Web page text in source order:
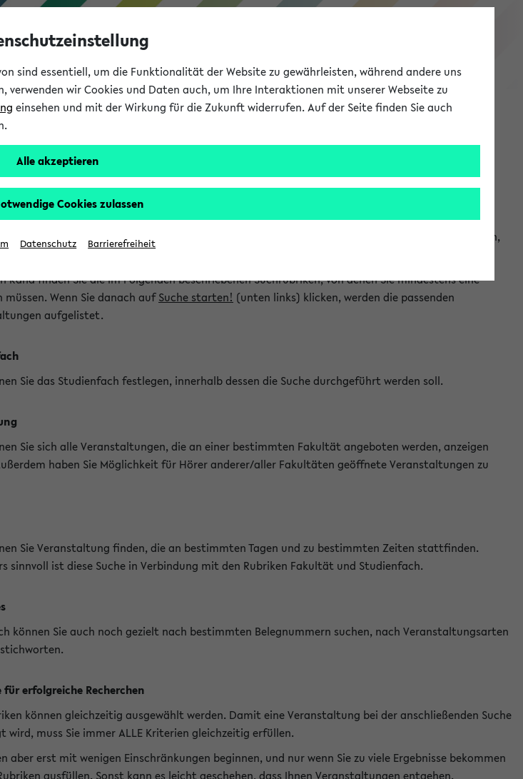
eKVV
zur Kombisuche
das eKVV nach diversen Kriterien durchsuchen und so gezielt die Veranstaltungen heraussuchen,
interessant sind.
Rand finden Sie die im Folgenden beschriebenen Suchrubriken, von denen Sie mindestens eine
müssen. Wenn Sie danach aufSuche starten! (unten links) klicken, werden die passenden
aufgelistet.
Sie das Studienfach festlegen, innerhalb dessen die Suche durchgeführt werden soll.
Sie sich alle Veranstaltungen, die an einer bestimmten Fakultät angeboten werden, anzeigen
haben Sie Möglichkeit für Hörer anderer/aller Fakultäten geöffnete Veranstaltungen zu
Sie Veranstaltung finden, die an bestimmten Tagen und zu bestimmten Zeiten stattfinden.
sinnvoll ist diese Suche in Verbindung mit den Rubriken Fakultät und Studienfach.
können Sie auch noch gezielt nach bestimmten Belegnummern suchen, nach Veranstaltungsarten
für erfolgreiche Recherchen
können gleichzeitig ausgewählt werden. Damit eine Veranstaltung bei der anschließenden Suche
wird, muss Sie immer ALLE Kriterien gleichzeitig erfüllen.
aber erst mit wenigen Einschränkungen beginnen, und nur wenn Sie zu viele Ergebnisse bekommen
ausfüllen. Sonst kann es leicht geschehen, dass Ihnen Veranstaltungen entgehen.
sind essentiell, um die Funktionalität der Website zu gewährleisten, während andere uns
verwenden wir Cookies und Daten auch, um Ihre Interaktionen mit unserer Webseite zu
einsehen und mit der Wirkung für die Zukunft widerrufen. Auf der Seite finden Sie auch
Alle akzeptieren
Cookies zulassen
Datenschutz Barrierefreiheit